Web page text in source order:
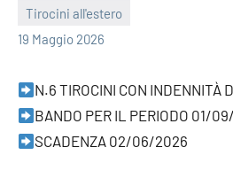
Tirocini all'estero
19 Maggio 2026
bragiovani
N.6 TIROCINI CON INDENNITÀ
BANDO PER IL PERIODO 01/
SCADENZA 02/06/2026